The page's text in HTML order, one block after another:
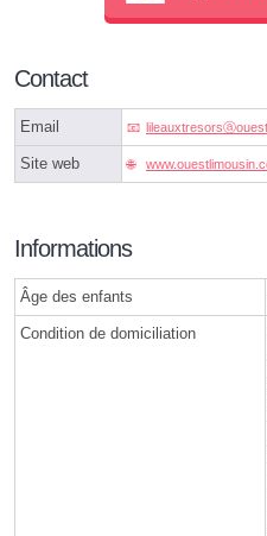
Contact
Email
Site web
Informations
Âge des enfants
Condition de domiciliation